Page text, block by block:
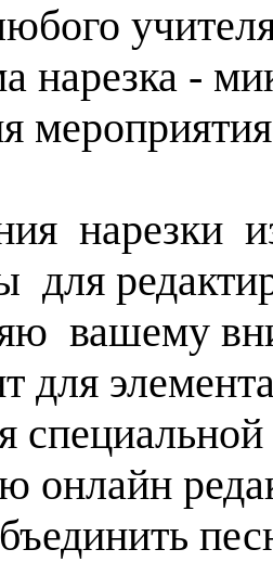
нарезка -
нарезки
для
вашему
для
онлайн